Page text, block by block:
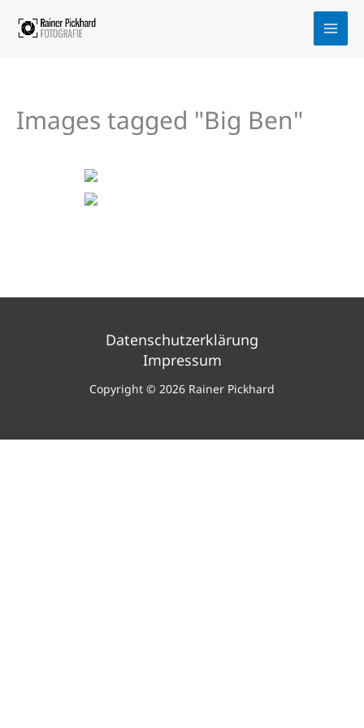
Inhalt
Images tagged "Big Ben"
Datenschutzerklärung
Impressum
Copyright © 2026 Rainer Pickhard